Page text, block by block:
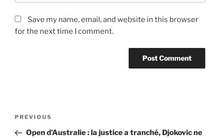
Save my name, email, and website in this browser
for the next time I comment.
Previous
Post
PREVIOUS
Open d’Australie : la justice a tranché, Djokovic ne